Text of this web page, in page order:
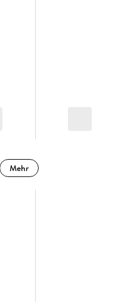
Mehr